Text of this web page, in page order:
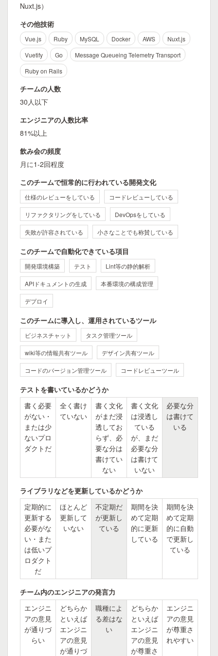
Nuxt.js）
その他技術
Vue.js Ruby MySQL Docker AWS
Nuxt.js
Vuetify
Go
Message Queueing Telemetry Transport
Ruby on Rails
チームの人数
30人以下
エンジニアの人数比率
81%以上
飲み会の頻度
月に1-2回程度
このチームで恒常的に行われている開発文化
仕様のレビューをしている コードレビューしている
リファクタリングをしている DevOpsをしている
失敗が許容されている 小さなことでも称賛している
このチームで自動化できている項目
開発環境構築 テスト Lint等の静的解析
APIドキュメントの生成 本番環境の構成管理
デプロイ
このチームに導入し、運用されているツール
ビジネスチャット タスク管理ツール
wiki等の情報共有ツール デザイン共有ツール
コードのバージョン管理ツール コードレビューツール
テストを書いているかどうか
書く必要
がない・
または少
ないプロ
ダクトだ
全く書け
ていない
書く文化
がまだ浸
透してお
らず、必
要な分は
書けてい
ない
書く文化
は浸透し
ている
が、まだ
必要な分
は書けて
いない
必要な分
は書けて
いる
ライブラリなどを更新しているかどうか
定期的に
更新する
必要がな
い・また
は低いプ
ロダクト
だ
ほとんど
更新して
いない
不定期だ
が更新し
ている
期間を決
めて定期
的に更新
している
期間を決
めて定期
的に自動
で更新し
ている
チーム内のエンジニアの発言力
エンジニ
アの意見
が通りづ
らい
どちらか
といえば
エンジニ
アの意見
が通りづ
職種によ
る差はな
い
どちらか
といえば
エンジニ
アの意見
が尊重さ
エンジニ
アの意見
が尊重さ
れやすい